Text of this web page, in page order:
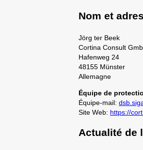
Nom et
Jörg ter Beek
Cortina Consult
Hafenweg 24
48155 Münster
Allemagne
Équipe de
Équipe-mail:
Site Web: https://
Actualité de